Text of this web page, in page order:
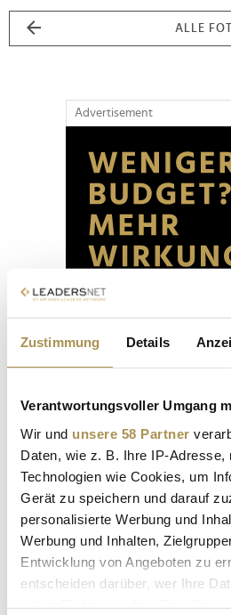
Zustimmung Details
Verantwortungsvoller Umgang
Wir und unsere 58 Partner
Daten, wie z. B. Ihre IP-Adresse,
Technologien wie Cookies, um
Gerät zu speichern und darauf
personalisierte Werbung und
Werbung und Inhalten,
Entwicklung von Angeboten zu
entscheiden darüber, wer Ihre
ALLE
Advertisement